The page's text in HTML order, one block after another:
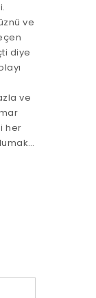
ve
diye
ve
her